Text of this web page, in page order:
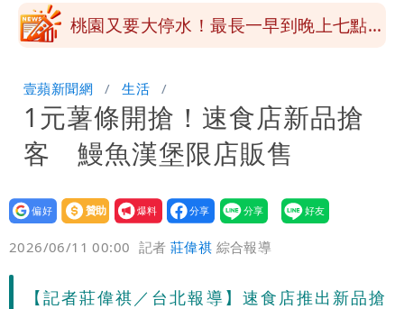
回1句笑翻10萬人
桃園又要大停水！最長一早到晚上七點都
「洗腦台灣人兩觀念」
女生一對A錯了嗎？環法女子自由車賽
男裁判勒令女選手「解衣」檢查
揮別9年演藝圈 女演員當「全職運將」
公布收入比拍戲賺更多
壹蘋新聞網 生活
1元薯條開搶！速食店新品搶
客 鰻魚漢堡限店販售
設為
贊助
我要
爆料
2026/06/11 00:00 記者莊偉祺 綜合報導
【記者莊偉祺／台北報導】速食店推出新品搶